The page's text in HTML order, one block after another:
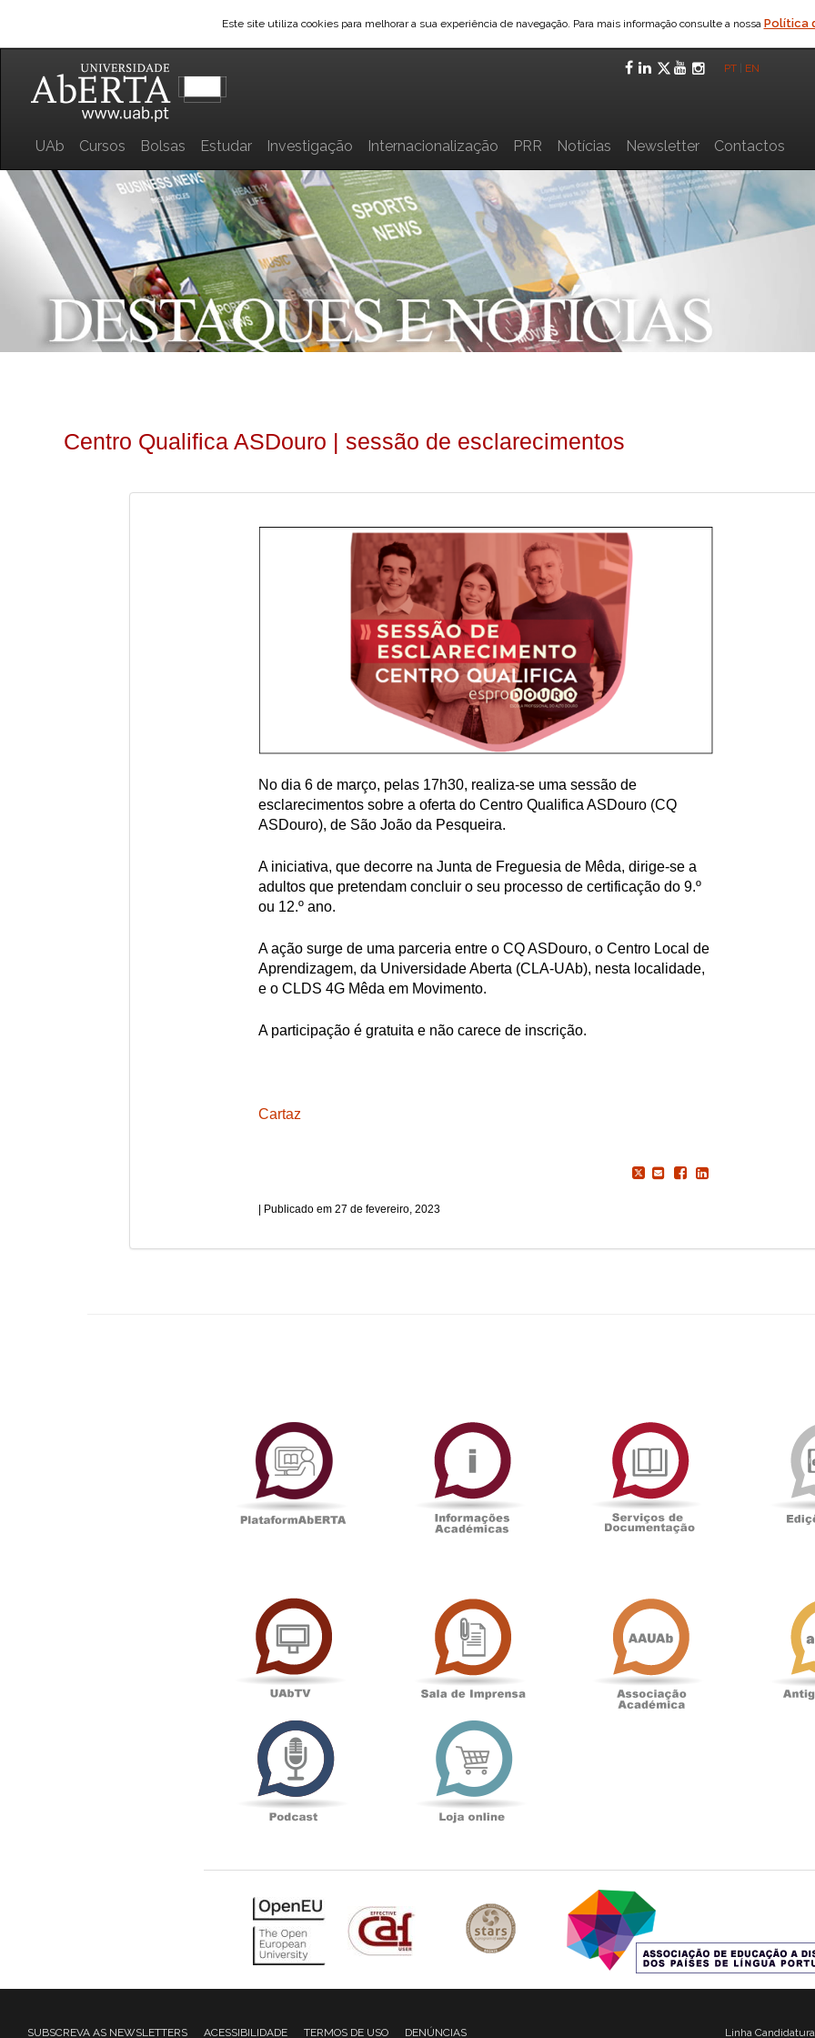
Este site utiliza cookies para melhorar a sua experiência de navegação. Para mais informação consulte a nossa Política
Facebook
LinkedIn
Twitter
YouTube
PT EN
UAb Cursos Bolsas Estudar Investigação Internacionalização PRR Notícias Newsletter Contactos
Centro Qualifica ASDouro | sessão de esclarecimentos
No dia 6 de março, pelas 17h30, realiza-se uma sessão de
esclarecimentos sobre a oferta do Centro Qualifica ASDouro (CQ
ASDouro), de São João da Pesqueira.
A iniciativa, que decorre na Junta de Freguesia de Mêda, dirige-se a
adultos que pretendam concluir o seu processo de certificação do 9.º
ou 12.º ano.
A ação surge de uma parceria entre o CQ ASDouro, o Centro Local de
Aprendizagem, da Universidade Aberta (CLA-UAb), nesta localidade,
e o CLDS 4G Mêda em Movimento.
A participação é gratuita e não carece de inscrição.
Cartaz
27 de fevereiro, 2023
PlataformAberta
Académicas
SUBSCREVA AS NEWSLETTERS ACESSIBILIDADE TERMOS DE USO DENÚNCIAS Linha